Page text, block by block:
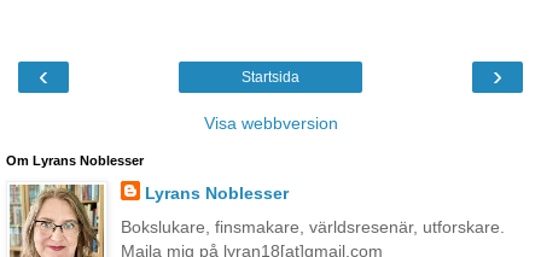
‹ ›
Startsida
Visa webbversion
Om Lyrans Noblesser
Lyrans Noblesser
Bokslukare, finsmakare, världsresenär, utforskare.
Maila mig på lyran18[at]gmail.com